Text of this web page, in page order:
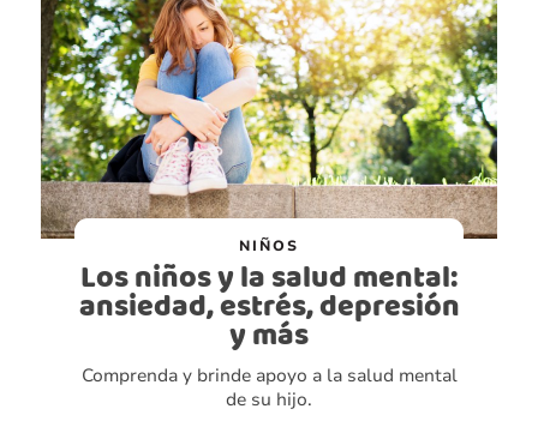
NIÑOS
Los niños y la salud mental:
ansiedad, estrés, depresión
y más
Comprenda y brinde apoyo a la salud mental
de su hijo.